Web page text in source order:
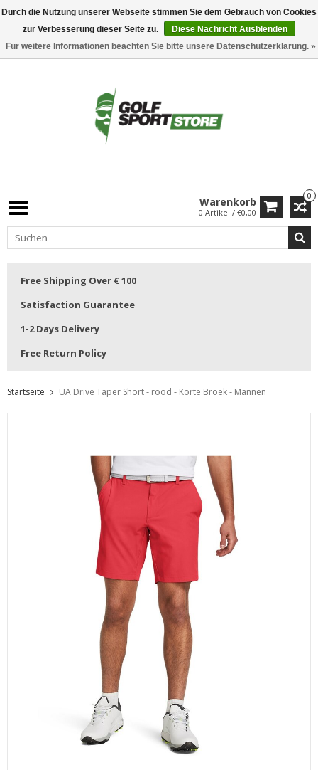
0
Warenkorb
0 Artikel / €0,00
Free Shipping Over € 100
Satisfaction Guarantee
1-2 Days Delivery
Free Return Policy
Startseite UA Drive Taper Short - rood - Korte Broek - Mannen
Durch die Nutzung unserer Webseite stimmen Sie dem Gebrauch von Cookies
zur Verbesserung dieser Seite zu.
Diese Nachricht Ausblenden
Für weitere Informationen beachten Sie bitte unsere Datenschutzerklärung. »